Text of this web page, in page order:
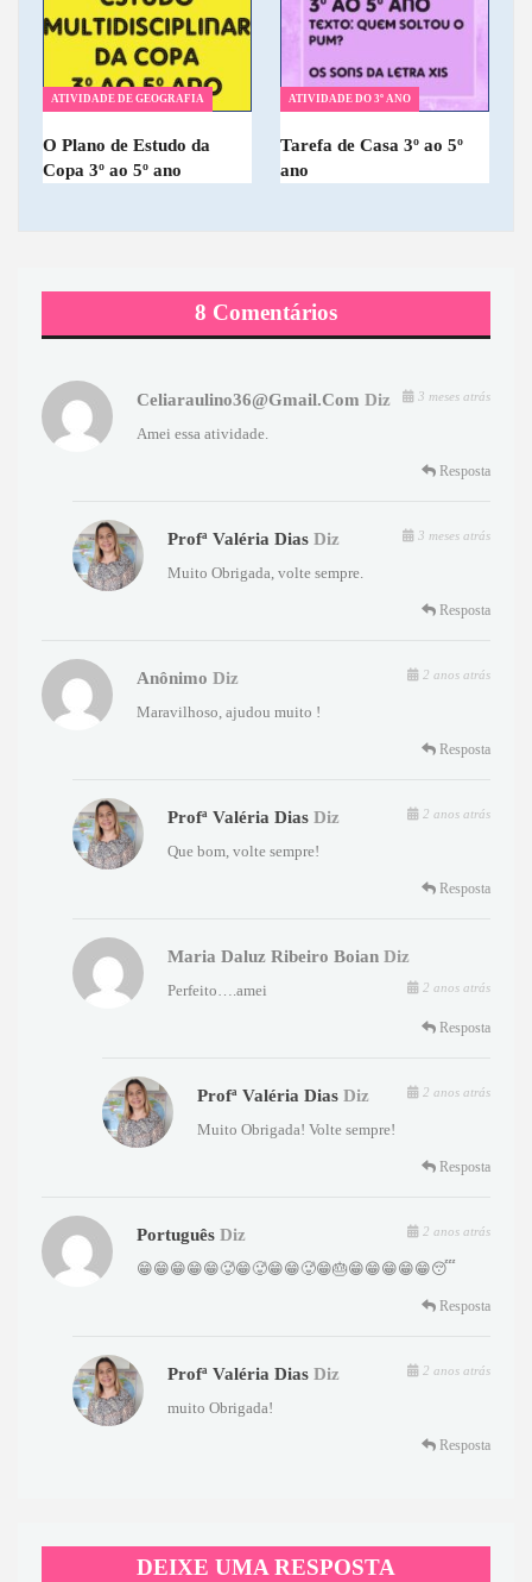
ATIVIDADE DE GEOGRAFIA
O Plano de Estudo da
Copa 3º ao 5º ano
ATIVIDADE DO 3º ANO
Tarefa de Casa 3º ao 5º
ano
8 Comentários
Celiaraulino36@gmail.com Diz 3 meses atrás
Amei essa atividade.
Resposta
Profª Valéria Dias Diz 3 meses atrás
Muito Obrigada, volte sempre.
Resposta
Anônimo Diz 2 anos atrás
Maravilhoso, ajudou muito !
Resposta
Profª Valéria Dias Diz 2 anos atrás
Que bom, volte sempre!
Resposta
Maria Daluz Ribeiro BoianDiz
2 anos atrás
Perfeito….amei
Resposta
Profª Valéria Dias Diz 2 anos atrás
Muito Obrigada! Volte sempre!
Resposta
Português Diz 2 anos atrás
😁😁😁😁😁🥵😁🥵😁😁🥵😁🎂😁😁😁😁😁😴
Resposta
Profª Valéria Dias Diz 2 anos atrás
muito Obrigada!
Resposta
DEIXE UMA RESPOSTA